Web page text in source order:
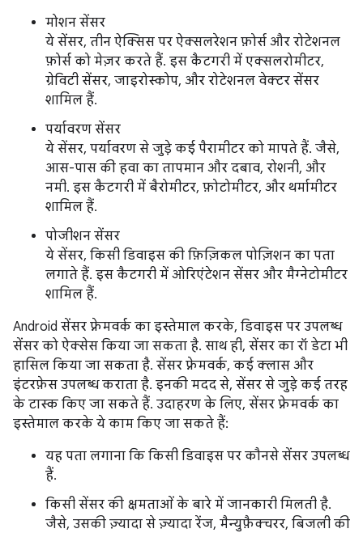
मोशन सेंसर
ये सेंसर, तीन ऐक्सिस पर ऐक्सलरेशन फ़ोर्स और रोटेशनल
फ़ोर्स को मेज़र करते हैं. इस कैटगरी में एक्सलरोमीटर,
ग्रेविटी सेंसर, जाइरोस्कोप, और रोटेशनल वेक्टर सेंसर
शामिल हैं.
पर्यावरण सेंसर
ये सेंसर, पर्यावरण से जुड़े कई पैरामीटर को मापते हैं. जैसे,
आस-पास की हवा का तापमान और दबाव, रोशनी, और
नमी. इस कैटगरी में बैरोमीटर, फ़ोटोमीटर, और थर्मामीटर
शामिल हैं.
पोजीशन सेंसर
ये सेंसर, किसी डिवाइस की फ़िज़िकल पोज़िशन का पता
लगाते हैं. इस कैटगरी में ओरिएंटेशन सेंसर और मैग्नेटोमीटर
शामिल हैं.
Android सेंसर फ़्रेमवर्क का इस्तेमाल करके, डिवाइस पर उपलब्ध
सेंसर को ऐक्सेस किया जा सकता है. साथ ही, सेंसर का रॉ डेटा भी
हासिल किया जा सकता है. सेंसर फ़्रेमवर्क, कई क्लास और
इंटरफ़ेस उपलब्ध कराता है. इनकी मदद से, सेंसर से जुड़े कई तरह
के टास्क किए जा सकते हैं. उदाहरण के लिए, सेंसर फ़्रेमवर्क का
इस्तेमाल करके ये काम किए जा सकते हैं:
यह पता लगाना कि किसी डिवाइस पर कौनसे सेंसर उपलब्ध
हैं.
किसी सेंसर की क्षमताओं के बारे में जानकारी मिलती है.
जैसे, उसकी ज़्यादा से ज़्यादा रेंज, मैन्युफ़ैक्चरर, बिजली की